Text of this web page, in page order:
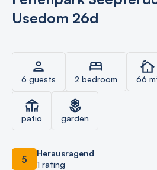
Usedom 26d
6 guests 2 bedroom 66
patio garden
5
Herausragend
1 rating